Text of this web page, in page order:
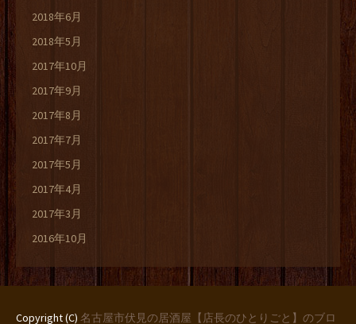
2018年6月
2018年5月
2017年10月
2017年9月
2017年8月
2017年7月
2017年5月
2017年4月
2017年3月
2016年10月
Copyright (C) 名古屋市伏見の居酒屋【店長のひとりごと】のブロ